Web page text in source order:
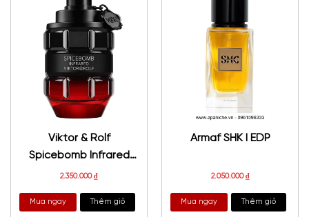
Viktor & Rolf
Spicebomb Infrared
EDP
2.350.000₫
Mua ngay Thêm giỏ
Armaf SHK I EDP
2.050.000₫
Mua ngay Thêm giỏ